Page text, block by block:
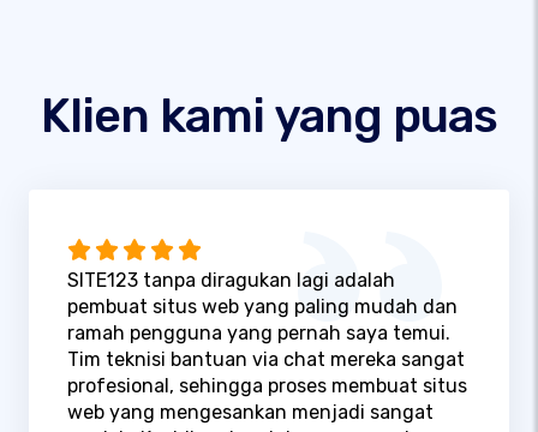
Klien kami yang puas
SITE123 tanpa diragukan lagi adalah
pembuat situs web yang paling mudah dan
ramah pengguna yang pernah saya temui.
Tim teknisi bantuan via chat mereka sangat
profesional, sehingga proses membuat situs
web yang mengesankan menjadi sangat